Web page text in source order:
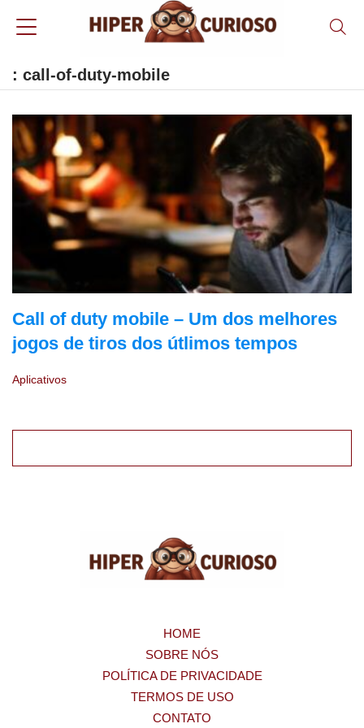
: call-of-duty-mobile
Call of duty mobile – Um dos melhores
jogos de tiros dos útlimos tempos
Aplicativos
HOME
SOBRE NÓS
POLÍTICA DE PRIVACIDADE
TERMOS DE USO
CONTATO